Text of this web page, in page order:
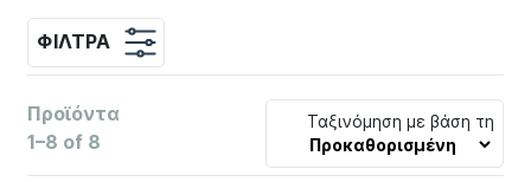
ΦΊΛΤΡΑ
Προϊόντα
1–8 of 8
Ταξινόμηση με βάση τη